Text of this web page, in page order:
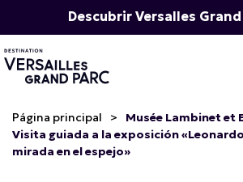
Descubrir Versalles Grand
Página principal >
Musée Lambinet et
Visita guiada a la exposición
mirada en el espejo»